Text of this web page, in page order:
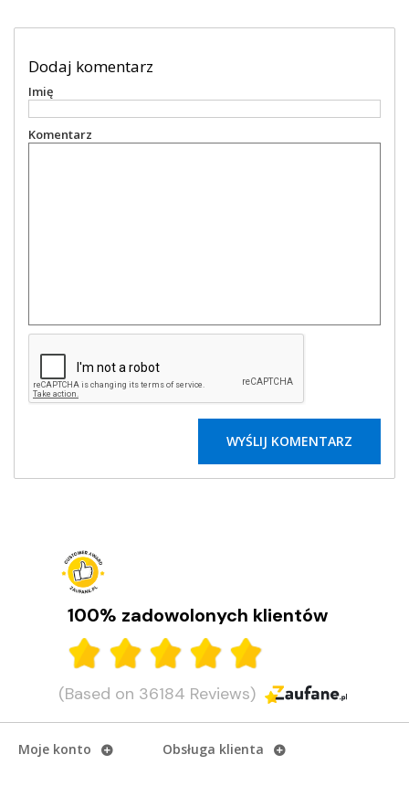
Dodaj komentarz
Imię
Komentarz
100% zadowolonych klientów
(Based on 36184 Reviews)
Moje konto Obsługa klienta